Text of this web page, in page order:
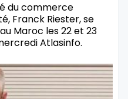
du commerce
Franck Riester, se
Maroc les 22 et 23
Atlasinfo.